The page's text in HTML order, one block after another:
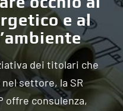
e al
dei titolari che
settore, la SR
offre consulenza,